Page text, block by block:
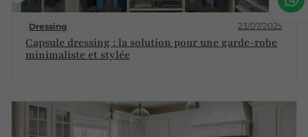
Dressing 23/07/2025
Capsule dressing : la solution pour une garde-robe
minimaliste et stylée